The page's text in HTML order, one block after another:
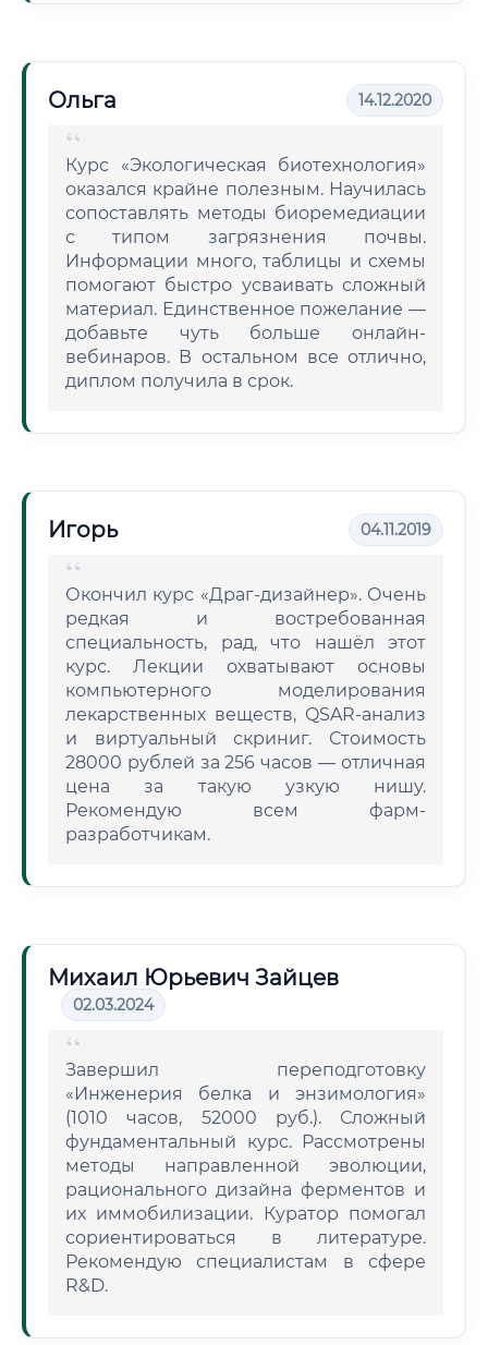
Ольга 14.12.2020
Курс «Экологическая биотехнология»
оказался крайне полезным. Научилась
сопоставлять методы биоремедиации
с типом загрязнения почвы.
Информации много, таблицы и схемы
помогают быстро усваивать сложный
материал. Единственное пожелание —
добавьте чуть больше онлайн-
вебинаров. В остальном все отлично,
диплом получила в срок.
Игорь 04.11.2019
Окончил курс «Драг-дизайнер». Очень
редкая и востребованная
специальность, рад, что нашёл этот
курс. Лекции охватывают основы
компьютерного моделирования
лекарственных веществ, QSAR-анализ
и виртуальный скриниг. Стоимость
28000 рублей за 256 часов — отличная
цена за такую узкую нишу.
Рекомендую всем фарм-
разработчикам.
Михаил Юрьевич Зайцев
02.03.2024
Завершил переподготовку
«Инженерия белка и энзимология»
(1010 часов, 52000 руб.). Сложный
фундаментальный курс. Рассмотрены
методы направленной эволюции,
рационального дизайна ферментов и
их иммобилизации. Куратор помогал
сориентироваться в литературе.
Рекомендую специалистам в сфере
R&D.